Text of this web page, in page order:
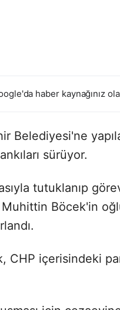
haber kaynağınız
Belediyesi'ne
sürüyor.
tutuklanıp
Muhittin Böcek'in
CHP içerisindeki